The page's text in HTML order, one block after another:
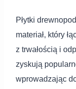
Płytki
materiał, który
z trwałością i
zyskują
wprowadzając